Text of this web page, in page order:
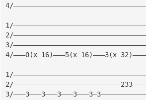
4/
1/
2/
3/
4/———0(x 16)———5(x 16)———3(x
1/
2/
3/